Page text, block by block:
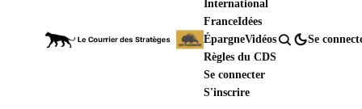
International
FranceIdées
ÉpargneVidéos
Règles du CDS
Se connecter
S'inscrire
Se